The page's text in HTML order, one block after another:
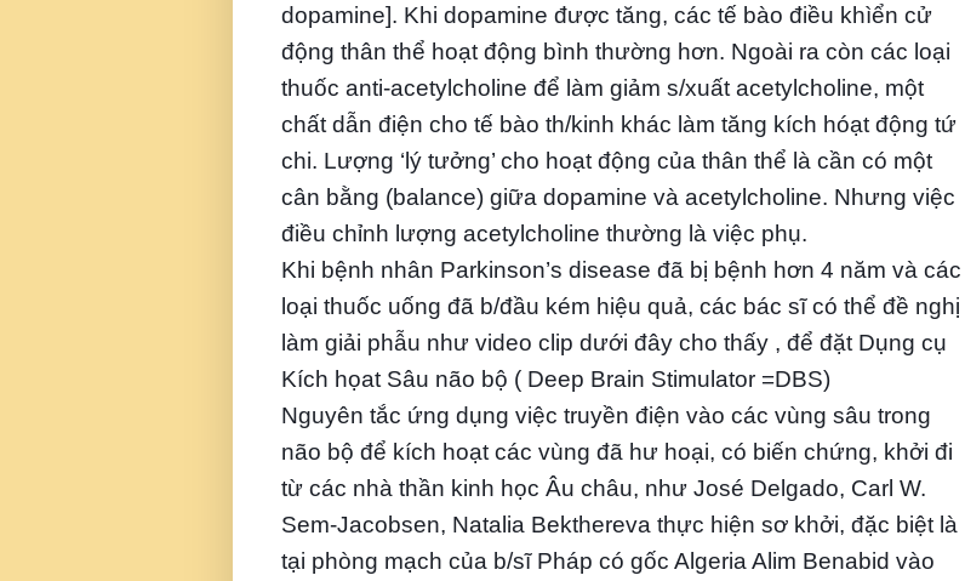
dopamine]. Khi dopamine được tăng, các tế bào điều khìển cử
động thân thể hoạt động bình thường hơn. Ngoài ra còn các loại
thuốc anti-acetylcholine để làm giảm s/xuất acetylcholine, một
chất dẫn điện cho tế bào th/kinh khác làm tăng kích hóạt động tứ
chi. Lượng ‘lý tưởng’ cho hoạt động của thân thể là cần có một
cân bằng (balance) giữa dopamine và acetylcholine. Nhưng việc
điều chỉnh lượng acetylcholine thường là việc phụ.
Khi bệnh nhân Parkinson’s disease đã bị bệnh hơn 4 năm và các
loại thuốc uống đã b/đầu kém hiệu quả, các bác sĩ có thể đề nghị
làm giải phẫu như video clip dưới đây cho thấy , để đặt Dụng cụ
Kích họat Sâu não bộ ( Deep Brain Stimulator =DBS)
Nguyên tắc ứng dụng việc truyền điện vào các vùng sâu trong
não bộ để kích hoạt các vùng đã hư hoại, có biến chứng, khởi đi
từ các nhà thần kinh học Âu châu, như José Delgado, Carl W.
Sem-Jacobsen, Natalia Bekthereva thực hiện sơ khởi, đặc biệt là
tại phòng mạch của b/sĩ Pháp có gốc Algeria Alim Benabid vào